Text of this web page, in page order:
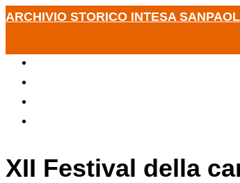
ARCHIVIO STORICO INTESA
XII Festival della